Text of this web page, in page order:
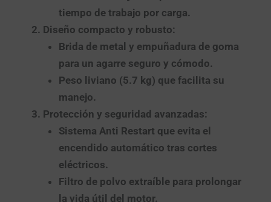
tiempo de trabajo por carga.
Diseño compacto y robusto:
Brida de metal y empuñadura de goma
para un agarre seguro y cómodo.
Peso liviano (5.7 kg) que facilita su
manejo.
Protección y seguridad avanzadas:
Sistema Anti Restart que evita el
encendido automático tras cortes
eléctricos.
Filtro de polvo extraíble para prolongar
la vida útil del motor.